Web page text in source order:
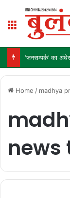
Menu
‘जनसम्पर्क’ का
Home / madhya
news